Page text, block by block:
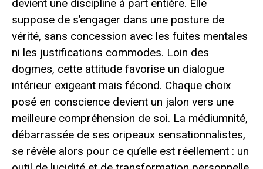
devient une discipline à part entière. Elle
suppose de s’engager dans une posture de
vérité, sans concession avec les fuites mentales
ni les justifications commodes. Loin des
dogmes, cette attitude favorise un dialogue
intérieur exigeant mais fécond. Chaque choix
posé en conscience devient un jalon vers une
meilleure compréhension de soi. La médiumnité,
débarrassée de ses oripeaux sensationnalistes,
se révèle alors pour ce qu’elle est réellement : un